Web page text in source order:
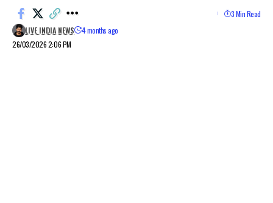
26/03/2026 2:06 PM
LIVE INDIA NEWS 4 months ago
3 Min Read